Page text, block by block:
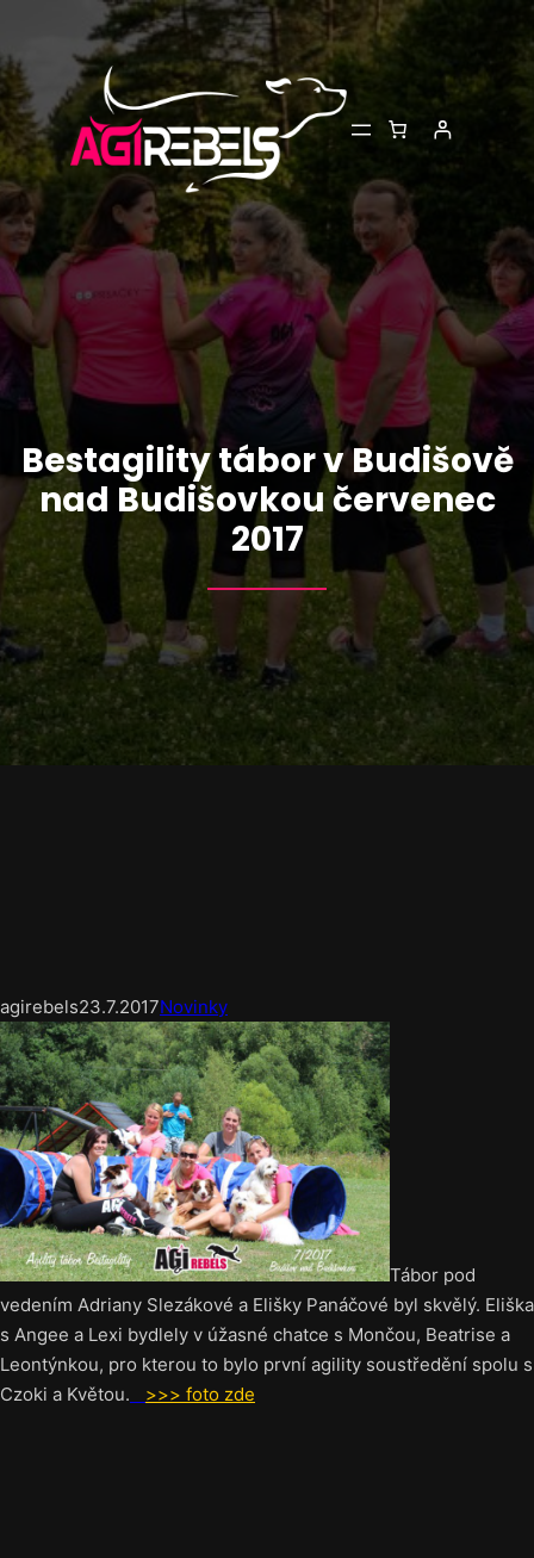
obsah
Bestagility tábor v Budišově
nad Budišovkou červenec
2017
agirebels23.7.2017Novinky
Tábor pod
vedením Adriany Slezákové a Elišky Panáčové byl skvělý. Eliška
s Angee a Lexi bydlely v úžasné chatce s Mončou, Beatrise a
Leontýnkou, pro kterou to bylo první agility soustředění spolu s
Czoki a Květou.
>>> foto zde